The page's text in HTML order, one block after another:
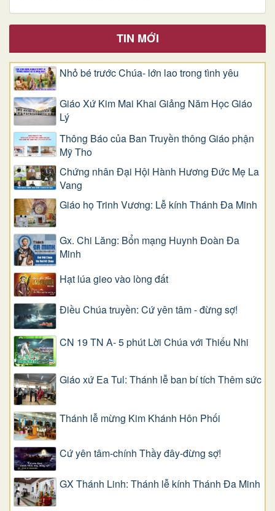
TIN MỚI
Nhỏ bé trước Chúa- lớn lao trong tình yêu
Giáo Xứ Kim Mai Khai Giảng Năm Học Giáo
Lý
Thông Báo của Ban Truyền thông Giáo phận
Mỹ Tho
Chứng nhân Đại Hội Hành Hương Đức Mẹ La
Vang
Giáo họ Trinh Vương: Lễ kính Thánh Đa Minh
Gx. Chi Lăng: Bổn mạng Huynh Đoàn Đa
Minh
Hạt lúa gieo vào lòng đất
Điều Chúa truyền: Cứ yên tâm - đừng sợ!
CN 19 TN A- 5 phút Lời Chúa với Thiếu Nhi
Giáo xứ Ea Tul: Thánh lễ ban bí tích Thêm sức
Thánh lễ mừng Kim Khánh Hôn Phối
Cứ yên tâm-chính Thầy đây-đừng sợ!
GX Thánh Linh: Thánh lễ kính Thánh Đa Minh